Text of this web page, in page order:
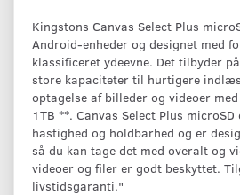
Kingstons Canvas Select Plus
Android-enheder og designet med
klassificeret ydeevne. Det tilbyder
store kapaciteter til hurtigere
optagelse af billeder og videoer
1TB **. Canvas Select Plus
hastighed og holdbarhed og er
så du kan tage det med overalt og
videoer og filer er godt beskyttet.
livstidsgaranti."